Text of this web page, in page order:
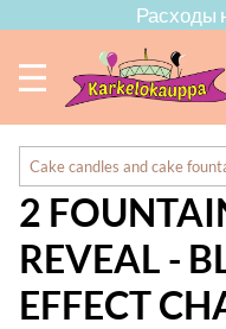
Расходы
Cake candles and cake
2
REVEAL -
EFFECT